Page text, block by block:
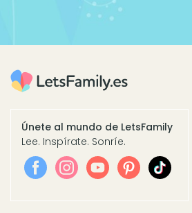
Únete al mundo de LetsFamily
Lee. Inspírate. Sonríe.